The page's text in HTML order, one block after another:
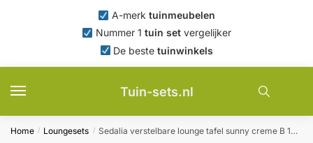
A-merk tuinmeubelen
Nummer 1 tuin set vergelijker
De bestetuinwinkels
Tuin-sets.nl
Home / Loungesets / Sedalia verstelbare lounge tafel sunny creme B 140 x D 80 x H 51 – 72 cm Oosterik Home – Oosterik home